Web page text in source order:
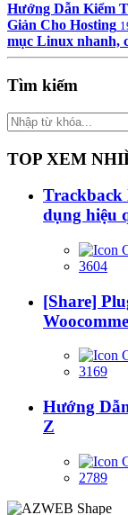
Hướng Dẫn Kiểm
Giản Cho Hosting
mục Linux nhanh,
Tìm kiếm
TOP XEM
Trackback
dụng hiệu
3604
[Share]
3169
Hướng
Z
2789